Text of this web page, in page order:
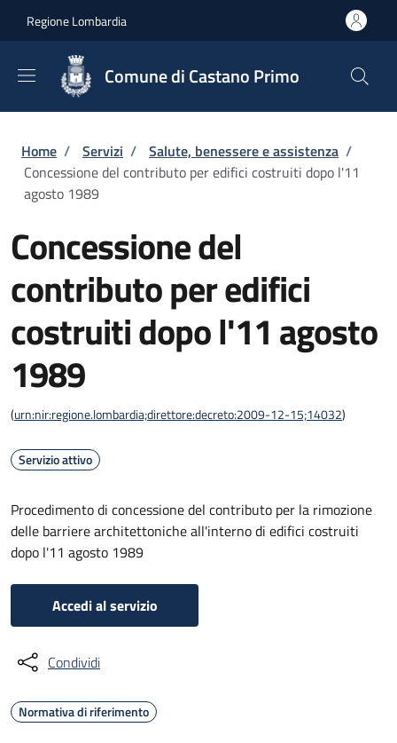
Regione Lombardia
Comune di Castano Primo
Briciole di pane
Home / Servizi / Salute, benessere e assistenza /
Concessione del contributo per edifici costruiti dopo l'11
agosto 1989
Concessione del
contributo per edifici
costruiti dopo l'11 agosto
1989
(urn:nir:regione.lombardia;direttore:decreto:2009-12-15;14032)
Servizio attivo
Procedimento di concessione del contributo per la rimozione
delle barriere architettoniche all'interno di edifici costruiti
dopo l'11 agosto 1989
Accedi al servizio
Condividi
Normativa di riferimento